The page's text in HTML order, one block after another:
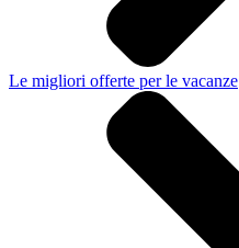
Le migliori offerte per le vacanze